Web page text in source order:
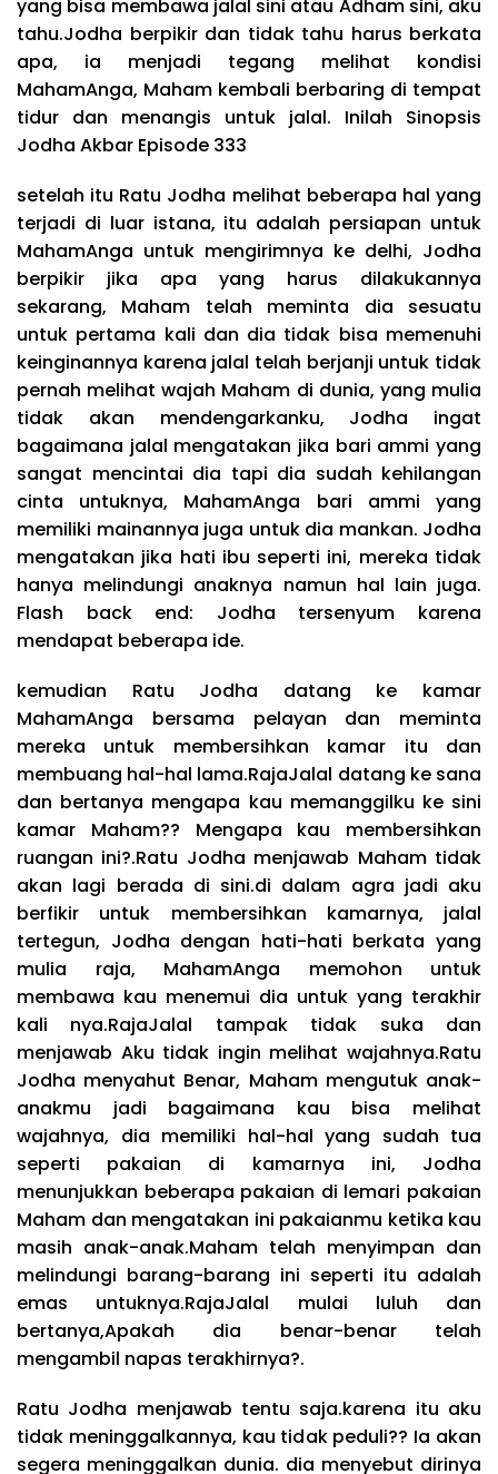
yang bisa membawa jalal sini atau Adham sini, aku
tahu.Jodha berpikir dan tidak tahu harus berkata
apa, ia menjadi tegang melihat kondisi
MahamAnga, Maham kembali berbaring di tempat
tidur dan menangis untuk jalal. Inilah Sinopsis
Jodha Akbar Episode 333
setelah itu Ratu Jodha melihat beberapa hal yang
terjadi di luar istana, itu adalah persiapan untuk
MahamAnga untuk mengirimnya ke delhi, Jodha
berpikir jika apa yang harus dilakukannya
sekarang, Maham telah meminta dia sesuatu
untuk pertama kali dan dia tidak bisa memenuhi
keinginannya karena jalal telah berjanji untuk tidak
pernah melihat wajah Maham di dunia, yang mulia
tidak akan mendengarkanku, Jodha ingat
bagaimana jalal mengatakan jika bari ammi yang
sangat mencintai dia tapi dia sudah kehilangan
cinta untuknya, MahamAnga bari ammi yang
memiliki mainannya juga untuk dia mankan. Jodha
mengatakan jika hati ibu seperti ini, mereka tidak
hanya melindungi anaknya namun hal lain juga.
Flash back end: Jodha tersenyum karena
mendapat beberapa ide.
kemudian Ratu Jodha datang ke kamar
MahamAnga bersama pelayan dan meminta
mereka untuk membersihkan kamar itu dan
membuang hal-hal lama.RajaJalal datang ke sana
dan bertanya mengapa kau memanggilku ke sini
kamar Maham?? Mengapa kau membersihkan
ruangan ini?.Ratu Jodha menjawab Maham tidak
akan lagi berada di sini.di dalam agra jadi aku
berfikir untuk membersihkan kamarnya, jalal
tertegun, Jodha dengan hati-hati berkata yang
mulia raja, MahamAnga memohon untuk
membawa kau menemui dia untuk yang terakhir
kali nya.RajaJalal tampak tidak suka dan
menjawab Aku tidak ingin melihat wajahnya.Ratu
Jodha menyahut Benar, Maham mengutuk anak-
anakmu jadi bagaimana kau bisa melihat
wajahnya, dia memiliki hal-hal yang sudah tua
seperti pakaian di kamarnya ini, Jodha
menunjukkan beberapa pakaian di lemari pakaian
Maham dan mengatakan ini pakaianmu ketika kau
masih anak-anak.Maham telah menyimpan dan
melindungi barang-barang ini seperti itu adalah
emas untuknya.RajaJalal mulai luluh dan
bertanya,Apakah dia benar-benar telah
mengambil napas terakhirnya?.
Ratu Jodha menjawab tentu saja.karena itu aku
tidak meninggalkannya, kau tidak peduli?? Ia akan
segera meninggalkan dunia. dia menyebut dirinya